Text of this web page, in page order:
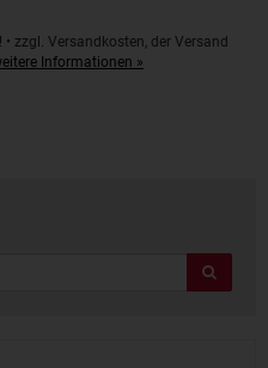
zzgl. Versandkosten, der Versand
Informationen »